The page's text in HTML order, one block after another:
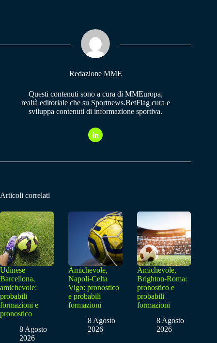
pp m
Redazione MME
Questi contenuti sono a cura di MMEuropa,
realtà editoriale che su Sportnews.BetFlag cura e
sviluppa contenuti di informazione sportiva.
Articoli correlati
Udinese
Barcellona,
amichevole:
probabili
formazioni e
pronostico
8 Agosto
2026
Amichevole,
Napoli-Celta
Vigo: pronostico
e probabili
formazioni
8 Agosto
2026
Amichevole,
Brighton-Roma:
pronostico e
probabili
formazioni
8 Agosto
2026